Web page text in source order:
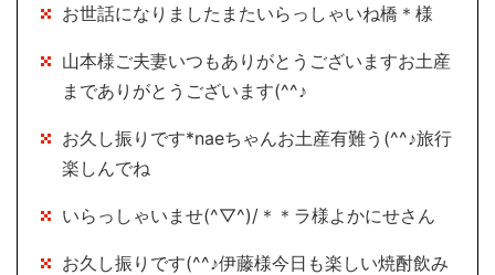
お世話になりましたまたいらっしゃいね橋＊様
山本様ご夫妻いつもありがとうございますお土産
までありがとうございます(^^♪
お久し振りです*naeちゃんお土産有難う(^^♪旅行
楽しんでね
いらっしゃいませ(^▽^)/＊＊ラ様よかにせさん
お久し振りです(^^♪伊藤様今日も楽しい焼酎飲み